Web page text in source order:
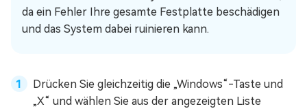
da ein Fehler Ihre gesamte Festplatte beschädigen
und das System dabei ruinieren kann.
Drücken Sie gleichzeitig die „Windows“-Taste und
„X“ und wählen Sie aus der angezeigten Liste